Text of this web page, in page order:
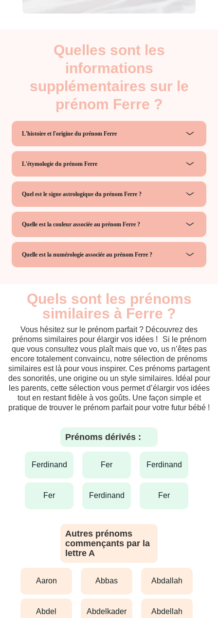
Quelles sont les
informations
supplémentaires sur le
prénom Ferre ?
L'histoire et l'origine du prénom Ferre
L'étymologie du prénom Ferre
Quel est le signe astrologique du prénom Ferre ?
Quelle est la couleur associée au prénom Ferre ?
Quelle est la numérologie associée au prénom Ferre ?
Quels sont les prénoms
similaires à Ferre ?
Vous hésitez sur le prénom parfait ? Découvrez des
prénoms similaires pour élargir vos idées ! Si le prénom
que vous consultez vous plaît mais que vo, us n’êtes pas
encore totalement convaincu, notre sélection de prénoms
similaires est là pour vous inspirer. Ces prénoms partagent
des sonorités, une origine ou un style similaires. Idéal pour
les parents, cette sélection vous permet d’élargir vos idées
tout en restant fidèle à vos goûts. Une façon simple et
pratique de trouver le prénom parfait pour votre futur bébé !
Prénoms dérivés :
ferdinand fer ferdinand
fer ferdinand fer
Autres prénoms
commençants par la
lettre A
aaron abbas abdallah
abdel abdelkader abdellah